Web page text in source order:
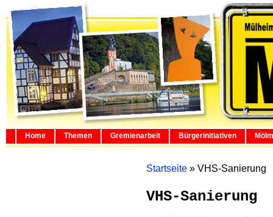
Home Themen Gremienarbeit Bürgerinitiativen
Startseite » VHS-Sanierung
VHS-Sanierung